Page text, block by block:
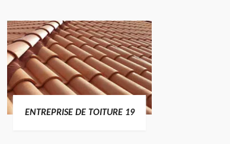
ENTREPRISE DE TOITURE 19